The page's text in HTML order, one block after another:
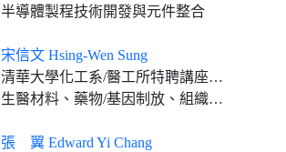
半導體製程技術開發與元件整合
宋信文 Hsing-Wen Sung
清華大學化工系/醫工所特聘講座教授 教育部終身國家講座教授
生醫材料、藥物/基因制放、組織工程
張 翼 Edward Yi Chang